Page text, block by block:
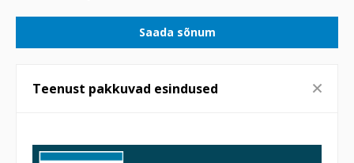
Saada sõnum
Teenust pakkuvad esindused